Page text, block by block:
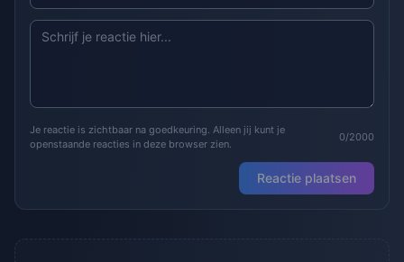
Je reactie is zichtbaar na goedkeuring. Alleen jij kunt je
openstaande reacties in deze browser zien.
0/2000
Reactie plaatsen